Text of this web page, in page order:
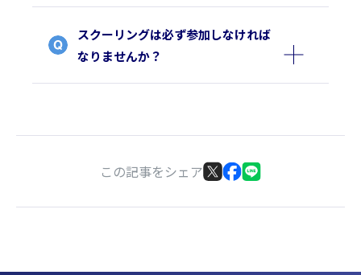
スクーリングは必ず参加しなければ
なりませんか？
この記事をシェア